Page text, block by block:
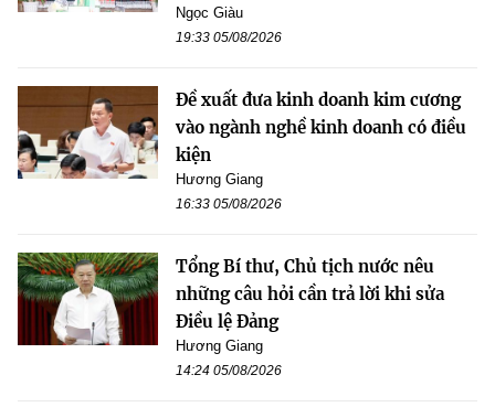
Ngọc Giàu
19:33 05/08/2026
Đề xuất đưa kinh doanh kim cương
vào ngành nghề kinh doanh có điều
kiện
Hương Giang
16:33 05/08/2026
Tổng Bí thư, Chủ tịch nước nêu
những câu hỏi cần trả lời khi sửa
Điều lệ Đảng
Hương Giang
14:24 05/08/2026